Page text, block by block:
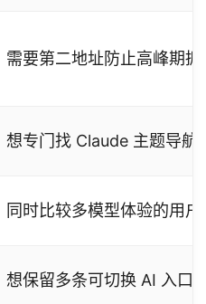
需要第二地址防止高峰期
想专门找 Claude 主题导航
同时比较多模型体验的用户
想保留多条可切换 AI 入口